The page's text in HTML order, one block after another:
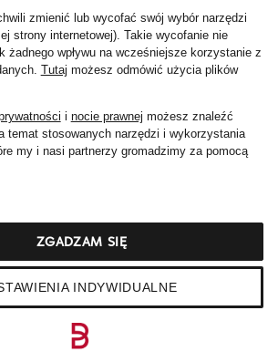
Płaszcz puchowy
JOCADA z
odpinanym kapturem
Płaszcz pikowany
BELVITESSE LONG
z izolacją
odpinanym
sztucznym futrem
1 125 zł
zmienić lub wycofać swój wybór narzędzi
strony internetowej). Takie wycofanie nie
żadnego wpływu na wcześniejsze korzystanie z
Tutaj możesz odmówić użycia plików
i nocie prawnej możesz znaleźć
temat stosowanych narzędzi i wykorzystania
my i nasi partnerzy gromadzimy za pomocą
INDYWIDUALNE
ZGADZAM SIĘ